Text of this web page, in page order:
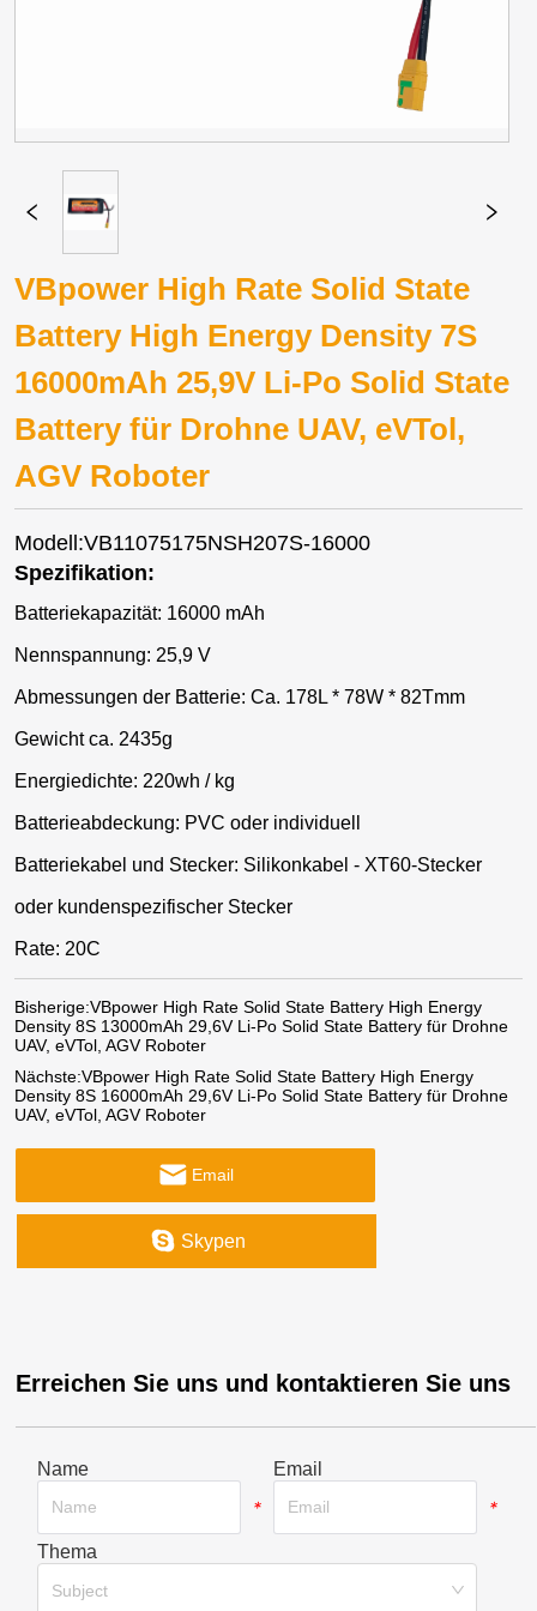
VBpower High Rate Solid State
Battery High Energy Density 7S
16000mAh 25,9V Li-Po Solid State
Battery für Drohne UAV, eVTol,
AGV Roboter
Modell:VB11075175NSH207S-16000
Spezifikation:
Batteriekapazität: 16000 mAh
Nennspannung: 25,9 V
Abmessungen der Batterie: Ca. 178L * 78W * 82Tmm
Gewicht ca. 2435g
Energiedichte: 220wh / kg
Batterieabdeckung: PVC oder individuell
Batteriekabel und Stecker: Silikonkabel - XT60-Stecker
oder kundenspezifischer Stecker
Rate: 20C
Bisherige:VBpower High Rate Solid State Battery High Energy
Density 8S 13000mAh 29,6V Li-Po Solid State Battery für Drohne
UAV, eVTol, AGV Roboter
Nächste:VBpower High Rate Solid State Battery High Energy
Density 8S 16000mAh 29,6V Li-Po Solid State Battery für Drohne
UAV, eVTol, AGV Roboter
Email
Skypen
Erreichen Sie uns und kontaktieren Sie uns
Name
*
Email
*
Thema
Subject